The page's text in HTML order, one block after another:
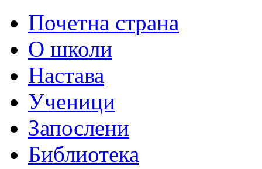
Почетна страна
О школи
Настава
Ученици
Запослени
Библиотека